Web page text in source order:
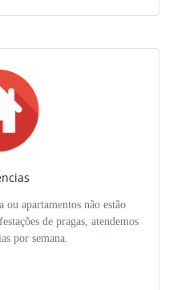
ou apartamentos não estão
de pragas, atendemos
por semana.